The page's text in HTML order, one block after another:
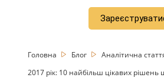
Головна Блог Аналітична
2017 рік: 10 найбільш цікавих рішень